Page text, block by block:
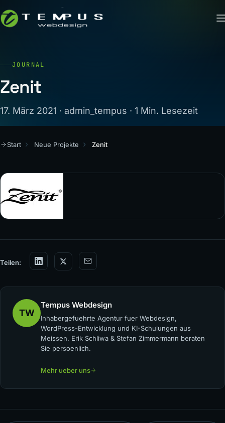
JOURNAL
Zenit
17. März 2021 · admin_tempus · 1 Min. Lesezeit
Start Neue Projekte Zenit
Teilen:
TW
Tempus Webdesign
Inhabergefuehrte Agentur fuer Webdesign,
WordPress-Entwicklung und KI-Schulungen aus
Meissen. Erik Schliwa & Stefan Zimmermann beraten
Sie persoenlich.
Mehr ueber uns